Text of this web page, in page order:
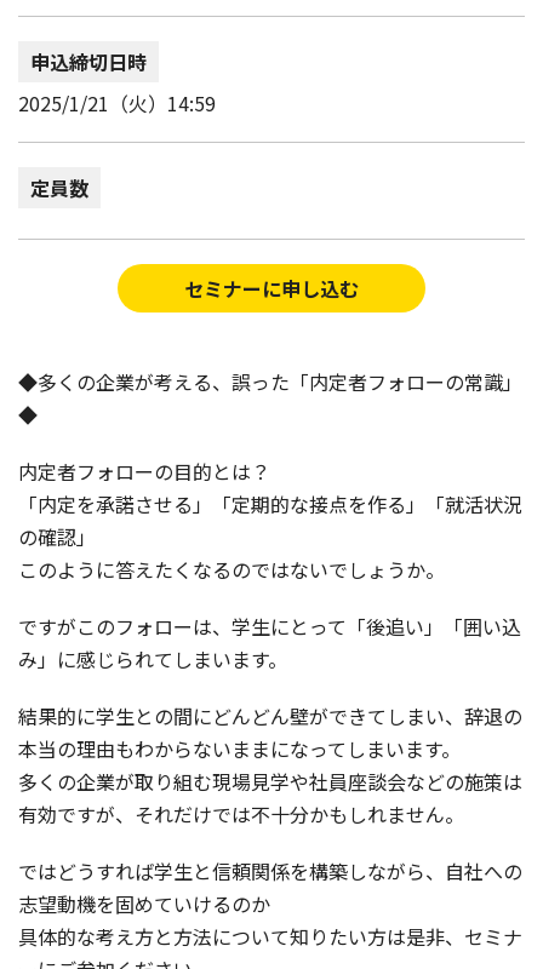
申込締切日時
2025/1/21（火）14:59
定員数
セミナーに申し込む
◆多くの企業が考える、誤った「内定者フォローの常識」
◆
内定者フォローの目的とは？
「内定を承諾させる」「定期的な接点を作る」「就活状況
の確認」
このように答えたくなるのではないでしょうか。
ですがこのフォローは、学生にとって「後追い」「囲い込
み」に感じられてしまいます。
結果的に学生との間にどんどん壁ができてしまい、辞退の
本当の理由もわからないままになってしまいます。
多くの企業が取り組む現場見学や社員座談会などの施策は
有効ですが、それだけでは不十分かもしれません。
ではどうすれば学生と信頼関係を構築しながら、自社への
志望動機を固めていけるのか
具体的な考え方と方法について知りたい方は是非、セミナ